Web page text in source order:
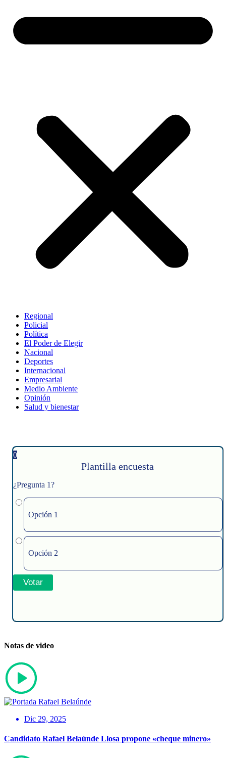
Regional
Policial
Política
El Poder de Elegir
Nacional
Deportes
Internacional
Empresarial
Medio Ambiente
Opinión
Salud y bienestar
0
Plantilla encuesta
¿Pregunta 1?
Opción 1
Opción 2
Notas de video
Dic 29, 2025
Candidato Rafael Belaúnde Llosa propone «cheque minero»